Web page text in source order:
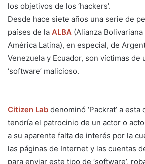
los objetivos de los ‘hackers’.
Desde hace siete años una serie de
países de la ALBA (Alianza
América Latina), en especial, de
Venezuela y Ecuador, son víctimas de
‘software’ malicioso.
Citizen Lab denominó ‘Packrat’ a
tendría el patrocinio de un actor o
a su aparente falta de interés por la
las páginas de Internet y las cuentas
para enviar este tipo de ‘software’,